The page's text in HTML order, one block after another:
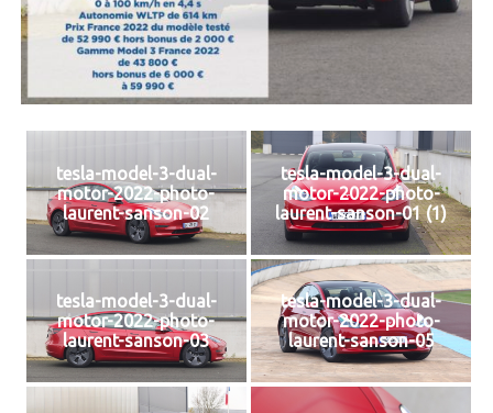
tesla-model-3-dual-
motor-2022-photo-
laurent-sanson-02
tesla-model-3-dual-
motor-2022-photo-
laurent-sanson-01 (1)
tesla-model-3-dual-
motor-2022-photo-
laurent-sanson-03
tesla-model-3-dual-
motor-2022-photo-
laurent-sanson-05